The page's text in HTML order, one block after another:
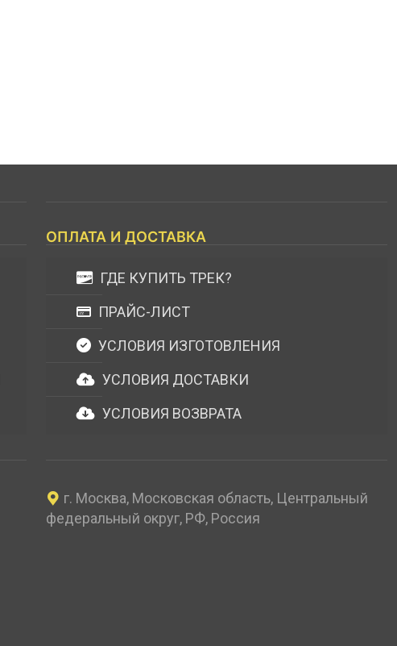
ОПЛАТА И ДОСТАВКА
ГДЕ КУПИТЬ ТРЕК?
ПРАЙС-ЛИСТ
УСЛОВИЯ ИЗГОТОВЛЕНИЯ
УСЛОВИЯ ДОСТАВКИ
УСЛОВИЯ ВОЗВРАТА
г. Москва, Московская область, Центральный
федеральный округ, РФ, Россия